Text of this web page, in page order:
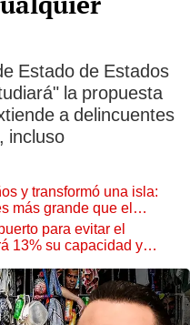
Estado de Estados
la propuesta
a delincuentes
incluso
y transformó una isla:
más grande que el
para evitar el
13% su capacidad y